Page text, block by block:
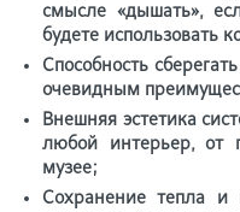
смысле «дышать»,
будете использовать
Способность
очевидным
Внешняя эстетика
любой интерьер, от
музее;
Сохранение тепла и